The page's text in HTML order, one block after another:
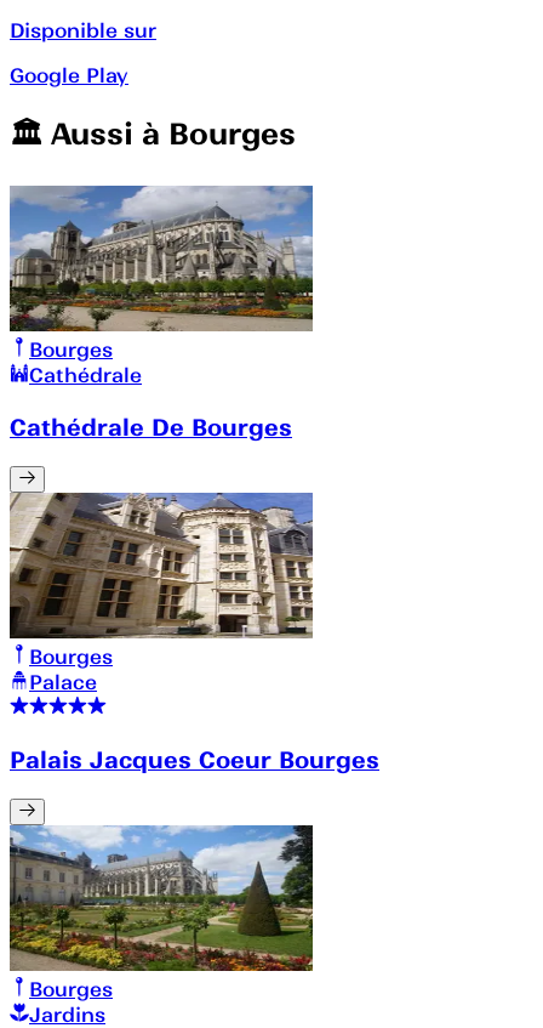
Disponible sur
Google Play
🏛️️ Aussi à Bourges
Bourges
Cathédrale
Cathédrale De Bourges
Bourges
Palace
Palais Jacques Coeur Bourges
Bourges
Jardins